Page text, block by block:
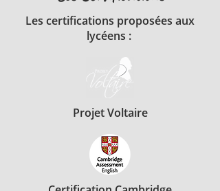
Les certifications proposées aux
lycéens :
Projet Voltaire